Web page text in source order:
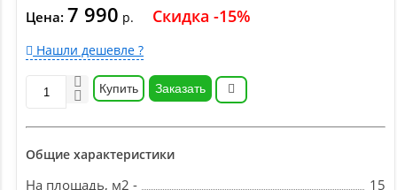
Цена: 7 990 р. Скидка -15%
Нашли дешевле ?
Купить Заказать
Общие характеристики
На площадь, м2 - 15